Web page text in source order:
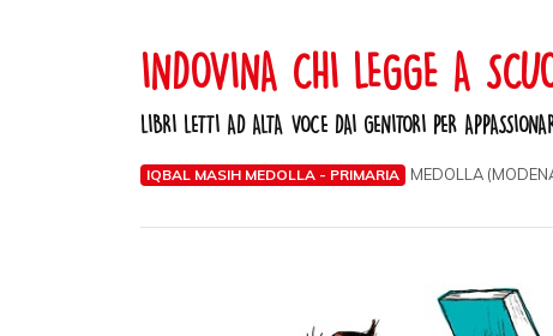
INDOVINA CHI LEGGE A
LIBRI LETTI AD ALTA VOCE DAI GENITORI PER
IQBAL MASIH MEDOLLA - PRIMARIA MEDOLLA